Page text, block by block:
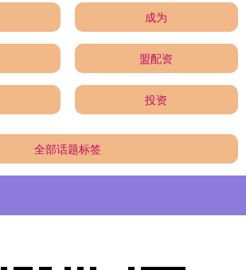
成为
盟配资
投资
全部话题标签